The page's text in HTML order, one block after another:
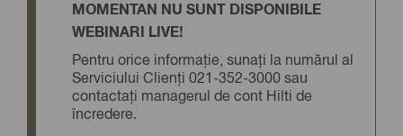
MOMENTAN NU SUNT DISPONIBILE
WEBINARI LIVE!
Pentru orice informație, sunați la numărul al
Serviciului Clienți 021-352-3000 sau
contactați managerul de cont Hilti de
încredere.